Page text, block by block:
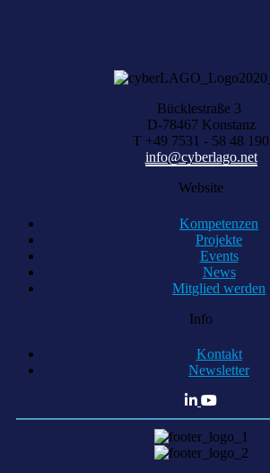
Bücklestraße 3
D-78467 Konstanz
T +49 7531 - 58 48 190
info@cyberlago.net
Website
Kompetenzen
Projekte
Events
News
Mitglied werden
Info
Kontakt
Newsletter